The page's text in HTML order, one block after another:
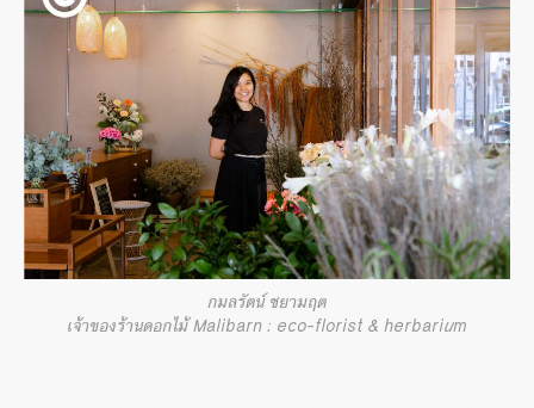
กมลรัตน์ ชยามฤต
เจ้าของร้านดอกไม้ Malibarn : eco-florist & herbarium